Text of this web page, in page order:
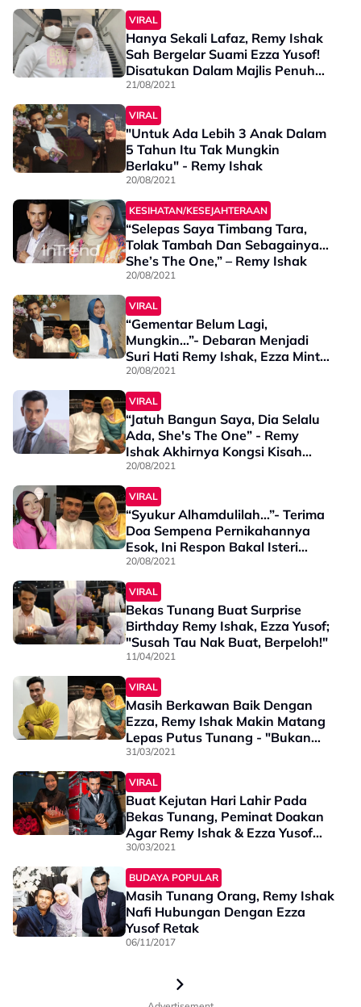
VIRAL
Hanya Sekali Lafaz, Remy Ishak
Sah Bergelar Suami Ezza Yusof!
Disatukan Dalam Majlis Penuh
SOP
21/08/2021
VIRAL
"Untuk Ada Lebih 3 Anak Dalam
5 Tahun Itu Tak Mungkin
Berlaku" - Remy Ishak
20/08/2021
KESIHATAN/KESEJAHTERAAN
“Selepas Saya Timbang Tara,
Tolak Tambah Dan Sebagainya…
She’s The One,” – Remy Ishak
20/08/2021
VIRAL
“Gementar Belum Lagi,
Mungkin…”- Debaran Menjadi
Suri Hati Remy Ishak, Ezza Minta
Urusannnya Dipermudahkan
20/08/2021
VIRAL
“Jatuh Bangun Saya, Dia Selalu
Ada, She's The One” - Remy
Ishak Akhirnya Kongsi Kisah
Cinta Bersama Bakal Isteri!
20/08/2021
VIRAL
“Syukur Alhamdulilah…”- Terima
Doa Sempena Pernikahannya
Esok, Ini Respon Bakal Isteri
Remy Ishak
20/08/2021
VIRAL
Bekas Tunang Buat Surprise
Birthday Remy Ishak, Ezza Yusof;
"Susah Tau Nak Buat, Berpeloh!"
11/04/2021
VIRAL
Masih Berkawan Baik Dengan
Ezza, Remy Ishak Makin Matang
Lepas Putus Tunang - "Bukan
Mudah Untuk Mencari Individu
Yang Memahami Diri ..."
31/03/2021
VIRAL
Buat Kejutan Hari Lahir Pada
Bekas Tunang, Peminat Doakan
Agar Remy Ishak & Ezza Yusof
Kembali Bersama
30/03/2021
BUDAYA POPULAR
Masih Tunang Orang, Remy Ishak
Nafi Hubungan Dengan Ezza
Yusof Retak
06/11/2017